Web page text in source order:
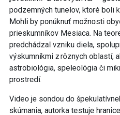
podzemných tunelov, ktoré boli
Mohli by ponúknuť možnosti
prieskumníkov Mesiaca. Na
predchádzal vzniku diela,
výskumníkmi z rôznych oblastí,
astrobiológia, speleológia či
prostredí.
Video je sondou do
skúmania, autorka testuje